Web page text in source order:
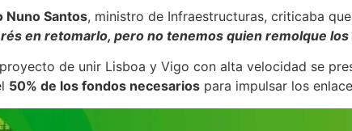
Nuno Santos, ministro de Infraestructuras, criticaba
en retomarlo, pero no tenemos quien remolque
de unir Lisboa y Vigo con alta velocidad se
50% de los fondos necesarios para impulsar los